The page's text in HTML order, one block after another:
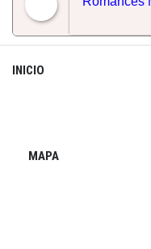
INICIO
MAPA